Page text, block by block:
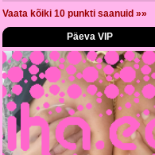
Vaata kõiki 10 punkti saanuid »»
Päeva VIP